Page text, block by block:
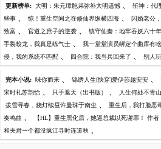
更新榜单: 大明：朱元璋胞弟弥补大明遗憾 、 斩神：代
些事 、 惊！重生空间之在修仙界纵横四海 、 闪婚老公
致富 、 官道之庶子的逆袭 、 镇守仙秦：地牢吞妖六十年
手裂蛟龙，我真是练气士 、 我一堂堂演员绑定个曲库有
侵，我的系统不匹配 、 四合院：我当兵回来了 、 别人
完本小说: 味你而来 、 锦绣人生[快穿]爱伊莎越安安 、
宋时礼苏韵怡 、 只手遮天（出书版） 、 人生何处不青
拨雪寻春，烧灯续昼许曼珠于南尘 、 重生后，我打脸恶
奏鸣曲 、 【HL】重生黑化后，她逼总裁以死谢罪！ 作
和夫君一个都没疯江寻时连道秋 、